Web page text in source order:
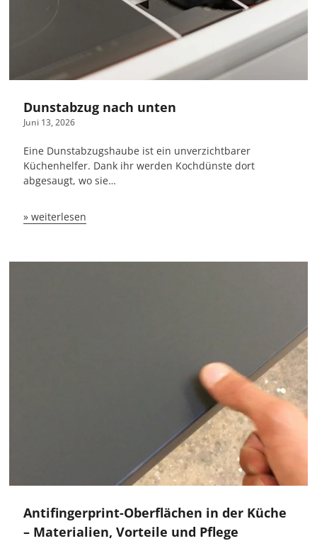
Dunstabzug nach unten
Juni 13, 2026
Eine Dunstabzugshaube ist ein unverzichtbarer
Küchenhelfer. Dank ihr werden Kochdünste dort
abgesaugt, wo sie…
» weiterlesen
Antifingerprint-Oberflächen in der Küche
– Materialien, Vorteile und Pflege